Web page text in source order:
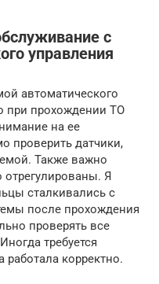
с
управления
автоматического
при прохождении ТО
на ее
проверить датчики,
Также важно
Я
сталкивались с
после прохождения
проверять все
требуется
корректно.